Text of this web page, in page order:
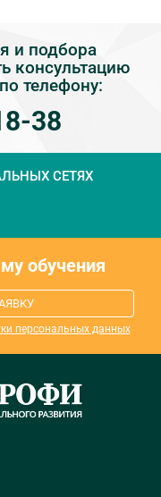
и подбора
консультацию
телефону:
38
СЕТЯХ
обучения
персональных данных